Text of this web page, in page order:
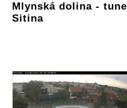
Mlynská dolina - tunel
Sitina